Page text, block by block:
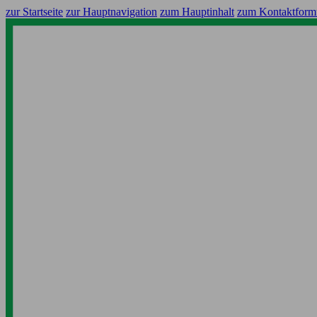
zur Startseite zur Hauptnavigation zum Hauptinhalt zum